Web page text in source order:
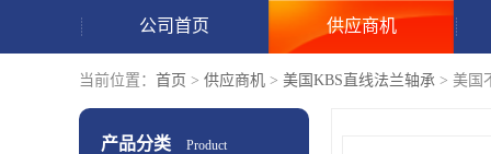
公司首页 供应商机
当前位置： 首页 > 供应商机 > 美国KBS直线法兰轴承 > 美国
产品分类 Product